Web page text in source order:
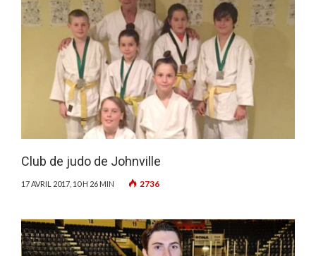
Club de judo de Johnville
17 AVRIL 2017, 10 H 26 MIN 2736